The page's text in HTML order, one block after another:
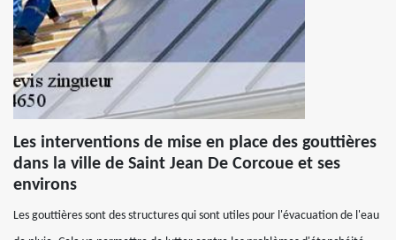
Les interventions de mise en place des gouttières
dans la ville de Saint Jean De Corcoue et ses
environs
Les gouttières sont des structures qui sont utiles pour l'évacuation de l'eau